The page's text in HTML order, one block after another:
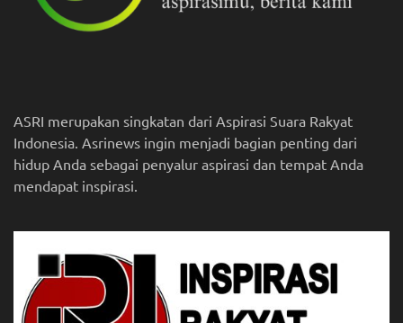
ASRI merupakan singkatan dari Aspirasi Suara Rakyat
Indonesia. Asrinews ingin menjadi bagian penting dari
hidup Anda sebagai penyalur aspirasi dan tempat Anda
mendapat inspirasi.